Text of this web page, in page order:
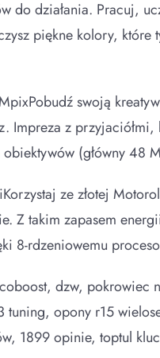
do działania. Pracuj,
piękne kolory,
swoją
Impreza z
obiektywów (główny
ze złotej
Z takim zapasem
8-rdzeniowemu
dzw,
tuning, opony r15
1899 opinie, toptul